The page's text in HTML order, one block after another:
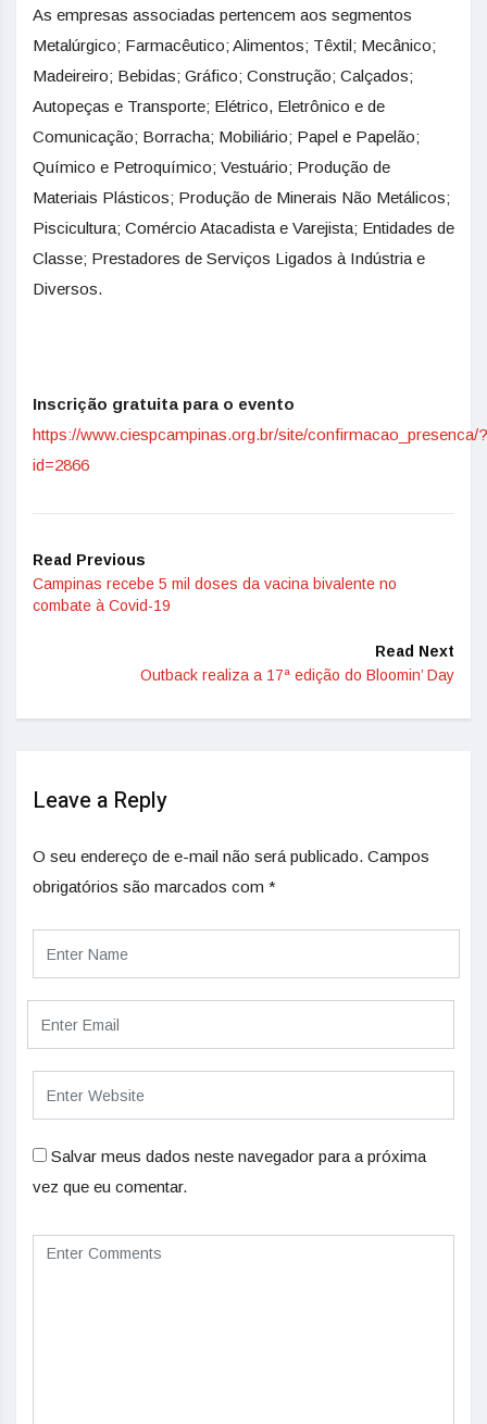
As empresas associadas pertencem aos segmentos
Metalúrgico; Farmacêutico; Alimentos; Têxtil; Mecânico;
Madeireiro; Bebidas; Gráfico; Construção; Calçados;
Autopeças e Transporte; Elétrico, Eletrônico e de
Comunicação; Borracha; Mobiliário; Papel e Papelão;
Químico e Petroquímico; Vestuário; Produção de
Materiais Plásticos; Produção de Minerais Não Metálicos;
Piscicultura; Comércio Atacadista e Varejista; Entidades de
Classe; Prestadores de Serviços Ligados à Indústria e
Diversos.
Inscrição gratuita para o evento
https://www.ciespcampinas.org.br/site/confirmacao_presenca/?
id=2866
Read Previous
Campinas recebe 5 mil doses da vacina bivalente no
combate à Covid-19
Read Next
Outback realiza a 17ª edição do Bloomin’ Day
Leave a Reply
O seu endereço de e-mail não será publicado. Campos
obrigatórios são marcados com *
Salvar meus dados neste navegador para a próxima
vez que eu comentar.